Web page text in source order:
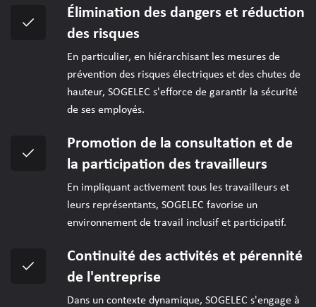
Élimination des dangers et réduction
des risques
En particulier, en hiérarchisant les mesures de
prévention des risques électriques et des chutes de
hauteur, SOGELEC s'efforce de garantir la sécurité
de ses employés.
Promotion de la consultation et de
la participation des travailleurs
En impliquant activement tous les travailleurs et
leurs représentants, SOGELEC favorise un
environnement de travail inclusif et participatif.
Continuité des activités et pérennité
de l'entreprise
Dans un contexte dynamique, SOGELEC s'engage à